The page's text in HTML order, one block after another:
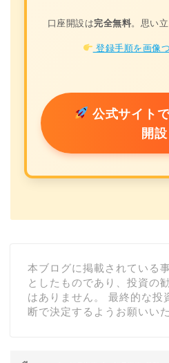
口座開設は完全無料。思い
登録手順を画像
公式サイト
開設
本ブログに掲載されている
としたものであり、投資の
はありません。 最終的な投
断で決定するようお願いい